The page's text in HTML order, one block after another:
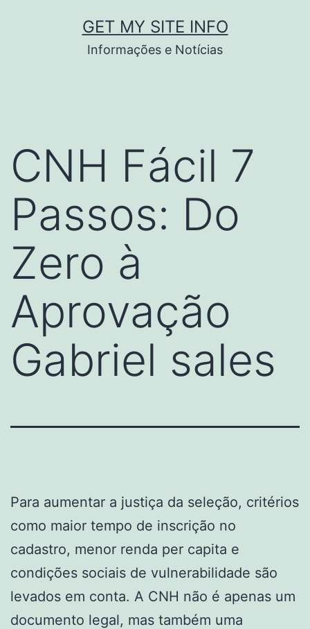
GET MY SITE INFO
Informações e Notícias
CNH Fácil 7
Passos: Do
Zero à
Aprovação
Gabriel sales
Para aumentar a justiça da seleção, critérios
como maior tempo de inscrição no
cadastro, menor renda per capita e
condições sociais de vulnerabilidade são
levados em conta. A CNH não é apenas um
documento legal, mas também uma